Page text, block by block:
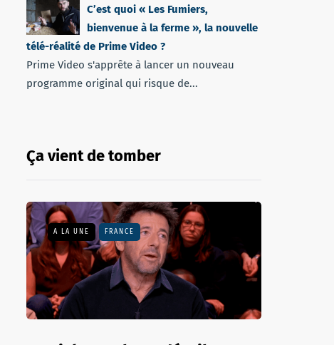
C’est quoi « Les Fumiers,
bienvenue à la ferme », la nouvelle
télé-réalité de Prime Video ?
Prime Video s'apprête à lancer un nouveau
programme original qui risque de...
Ça vient de tomber
A LA UNE FRANCE